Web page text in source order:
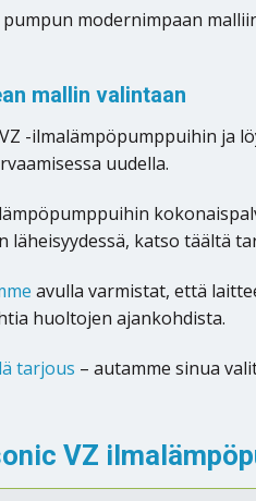
modernimpaan
mallin valintaan
-ilmalämpöpumppuihin ja
uudella.
läheisyydessä, katso täältä
avulla varmistat, että
huoltojen ajankohdista.
tarjous – autamme sinua
VZ